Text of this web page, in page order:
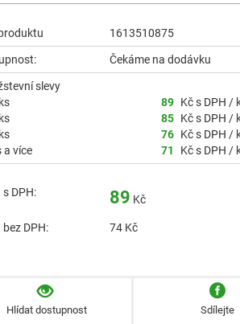
1613510875
Čekáme na dodávku
slevy
89 Kč s DPH /
85 Kč s DPH /
76 Kč s DPH /
a více
71 Kč s DPH /
s DPH: 89 Kč
bez DPH:
74 Kč
Hlídat dostupnost Sdílejte